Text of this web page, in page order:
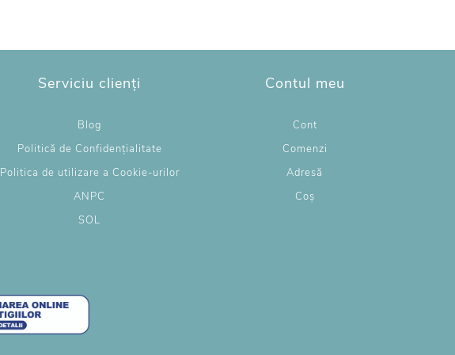
Serviciu clienți
Blog
Politică de Confidențialitate
Politica de utilizare a Cookie-urilor
ANPC
SOL
Contul meu
Cont
Comenzi
Adresă
Coș